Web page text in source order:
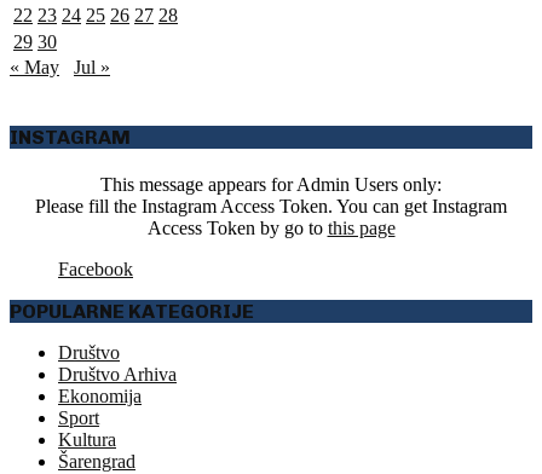
22 23 24 25 26 27 28
29 30
« May
Jul »
INSTAGRAM
This message appears for Admin Users only:
Please fill the Instagram Access Token. You can get Instagram
Access Token by go to this page
Facebook
POPULARNE KATEGORIJE
Društvo
Društvo Arhiva
Ekonomija
Sport
Kultura
Šarengrad